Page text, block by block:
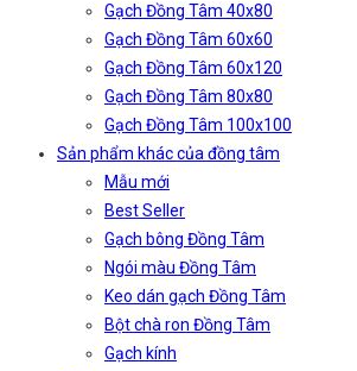
Gạch Đồng Tâm 40x80
Gạch Đồng Tâm 60x60
Gạch Đồng Tâm 60x120
Gạch Đồng Tâm 80x80
Gạch Đồng Tâm 100x100
Sản phẩm khác của đồng tâm
Mẫu mới
Best Seller
Gạch bông Đồng Tâm
Ngói màu Đồng Tâm
Keo dán gạch Đồng Tâm
Bột chà ron Đồng Tâm
Gạch kính